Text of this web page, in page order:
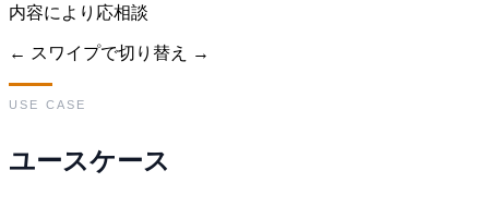
内容により応相談
← スワイプで切り替え →
USE CASE
ユースケース